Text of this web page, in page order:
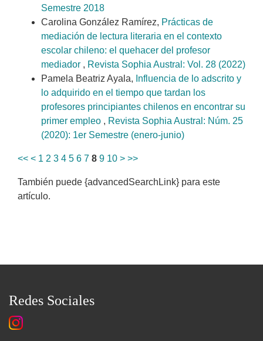
Semestre 2018
Carolina González Ramírez, Prácticas de
mediación de lectura literaria en el contexto
escolar chileno: el quehacer del profesor
mediador , Revista Sophia Austral: Vol. 28 (2022)
Pamela Beatriz Ayala, Influencia de lo adscrito y
lo adquirido en el tiempo que tardan los
profesores principiantes chilenos en encontrar su
primer empleo , Revista Sophia Austral: Núm. 25
(2020): 1er Semestre (enero-junio)
<< < 1 2 3 4 5 6 7 8 9 10 > >>
También puede {advancedSearchLink} para este
artículo.
Redes Sociales